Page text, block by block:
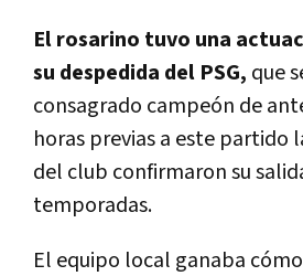
El rosarino tuvo una
su despedida del PSG, que
consagrado campeón de
horas previas a este partido
del club confirmaron su
temporadas.
El equipo local ganaba